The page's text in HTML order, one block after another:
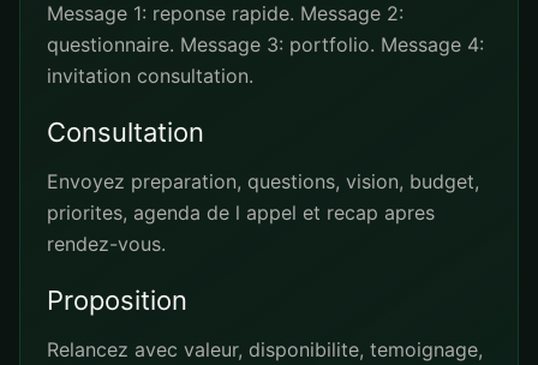
Message 1: reponse rapide. Message 2:
questionnaire. Message 3: portfolio. Message 4:
invitation consultation.
Consultation
Envoyez preparation, questions, vision, budget,
priorites, agenda de l appel et recap apres
rendez-vous.
Proposition
Relancez avec valeur, disponibilite, temoignage,